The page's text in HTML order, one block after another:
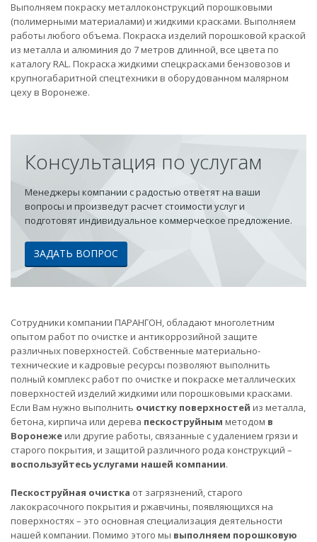
Выполняем покраску металлоконструкций порошковыми
(полимерными материалами) и жидкими красками. Выполняем
работы любого объема. Покраска изделий порошковой краской
из металла и алюминия до 7 метров длинной, все цвета по
каталогу RAL. Покраска жидкими спецкрасками бензовозов и
крупногабаритной спецтехники в оборудованном малярном
цеху в Воронеже.
Консультация по услугам
Менеджеры компании с радостью ответят на ваши
вопросы и произведут расчет стоимости услуг и
подготовят индивидуальное коммерческое предложение.
ЗАДАТЬ ВОПРОС
Сотрудники компании ПАРАНГОН, обладают многолетним
опытом работ по очистке и антикоррозийной защите
различных поверхностей. Собственные материально-
технические и кадровые ресурсы позволяют выполнить
полный комплекс работ по очистке и покраске металлических
поверхностей изделий жидкими или порошковыми красками.
Если Вам нужно выполнить очистку поверхностей из металла,
бетона, кирпича или дерева пескоструйным методом в
Воронежеили другие работы, связанные с удалением грязи и
старого покрытия, и защитой различного рода конструкций –
воспользуйтесь услугами нашей компании.
Пескоструйная очистка от загрязнений, старого
лакокрасочного покрытия и ржавчины, появляющихся на
поверхностях – это основная специализация деятельности
нашей компании. Помимо этого мы выполняем порошковую